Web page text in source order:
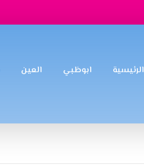
الرئيسية ابوظبي العين